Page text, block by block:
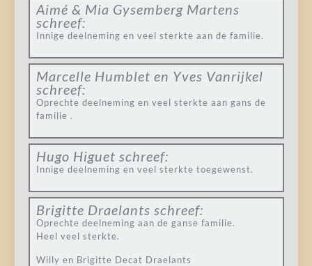
Aimé & Mia Gysemberg Martens
schreef:
Innige deelneming en veel sterkte aan de familie.
Marcelle Humblet en Yves Vanrijkel
schreef:
Oprechte deelneming en veel sterkte aan gans de
familie .
Hugo Higuet schreef:
Innige deelneming en veel sterkte toegewenst.
Brigitte Draelants schreef:
Oprechte deelneming aan de ganse familie.
Heel veel sterkte.
Willy en Brigitte Decat Draelants